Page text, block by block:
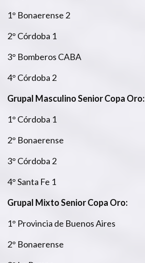
1° Bonaerense 2
2° Córdoba 1
3° Bomberos CABA
4° Córdoba 2
Grupal Masculino Senior Copa Oro:
1° Córdoba 1
2° Bonaerense
3° Córdoba 2
4° Santa Fe 1
Grupal Mixto Senior Copa Oro:
1° Provincia de Buenos Aires
2° Bonaerense